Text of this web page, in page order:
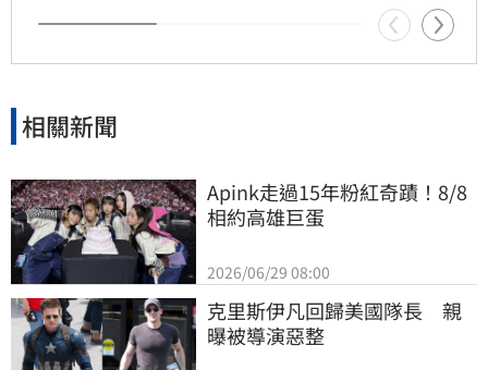
相關新聞
Apink走過15年粉紅奇蹟！8/8
相約高雄巨蛋
2026/06/29 08:00
克里斯伊凡回歸美國隊長　親
曝被導演惡整